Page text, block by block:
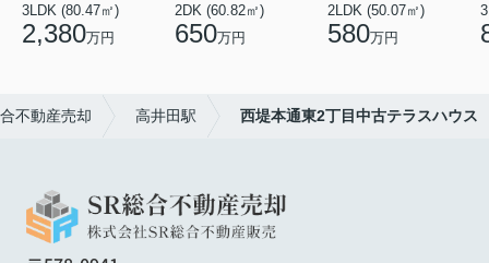
3LDK (80.47㎡)
2,380万円
2DK (60.82㎡)
650万円
2LDK (50.07㎡)
580万円
不動産売却 高井田駅 西堤本通東2丁目中古テラスハウス